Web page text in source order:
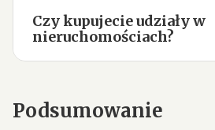
Czy kupujecie udziały w
nieruchomościach?
Podsumowanie